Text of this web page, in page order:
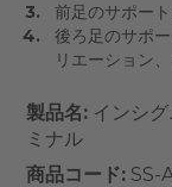
前足のサポー
後ろ足のサポ
リエーション
製品名:インシグ
ミナル
商品コード:SS-